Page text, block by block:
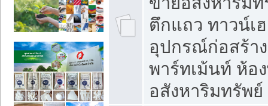
ตึกแถว ทาวน์เ
อุปกรณ์ก่อสร้า
พาร์ทเม้นท์ ห้อ
อสังหาริมทรัพ